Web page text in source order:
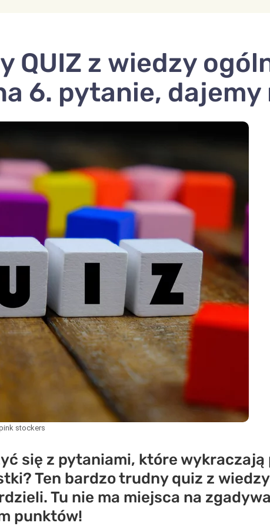
QUIZ z wiedzy
6. pytanie, dajemy
stockers
się z pytaniami, które wykraczają
Ten bardzo trudny quiz z
Tu nie ma miejsca na
punktów!